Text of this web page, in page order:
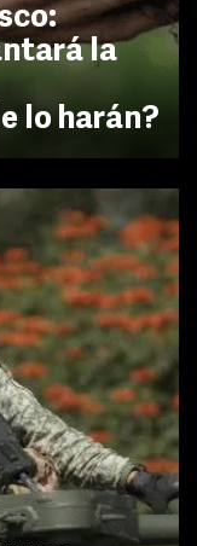
la
lo harán?